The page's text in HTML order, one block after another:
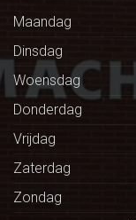
Maandag
Dinsdag
Woensdag
Donderdag
Vrijdag
Zaterdag
Zondag